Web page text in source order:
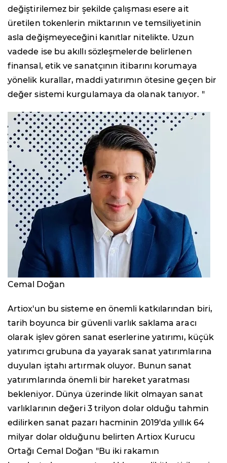
değiştirilemez bir şekilde çalışması esere ait
üretilen tokenlerin miktarının ve temsiliyetinin
asla değişmeyeceğini kanıtlar nitelikte. Uzun
vadede ise bu akıllı sözleşmelerde belirlenen
finansal, etik ve sanatçının itibarını korumaya
yönelik kurallar, maddi yatırımın ötesine geçen bir
değer sistemi kurgulamaya da olanak tanıyor. "
Cemal Doğan
Artiox'un bu sisteme en önemli katkılarından biri,
tarih boyunca bir güvenli varlık saklama aracı
olarak işlev gören sanat eserlerine yatırımı, küçük
yatırımcı grubuna da yayarak sanat yatırımlarına
duyulan iştahı artırmak oluyor. Bunun sanat
yatırımlarında önemli bir hareket yaratması
bekleniyor. Dünya üzerinde likit olmayan sanat
varlıklarının değeri 3 trilyon dolar olduğu tahmin
edilirken sanat pazarı hacminin 2019'da yıllık 64
milyar dolar olduğunu belirten Artiox Kurucu
Ortağı Cemal Doğan "Bu iki rakamın